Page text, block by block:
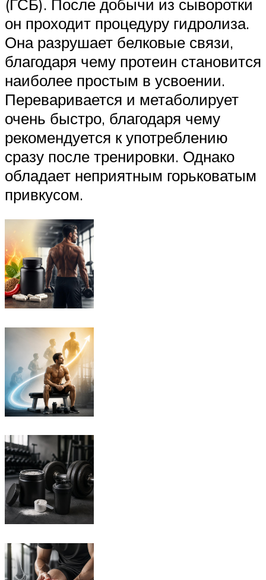
(ГСБ). После добычи из сыворотки
он проходит процедуру гидролиза.
Она разрушает белковые связи,
благодаря чему протеин становится
наиболее простым в усвоении.
Переваривается и метаболирует
очень быстро, благодаря чему
рекомендуется к употреблению
сразу после тренировки. Однако
обладает неприятным горьковатым
привкусом.